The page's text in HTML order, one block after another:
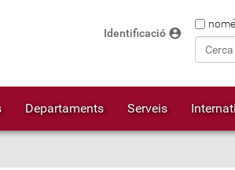
Cerca
Identificació account_circle
Departaments Serveis